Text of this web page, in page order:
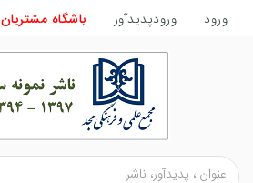
ورود ورودپدیدآور باشگاه مشتریان